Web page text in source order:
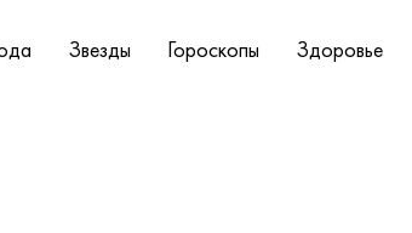
Звезды Гороскопы Здоровье